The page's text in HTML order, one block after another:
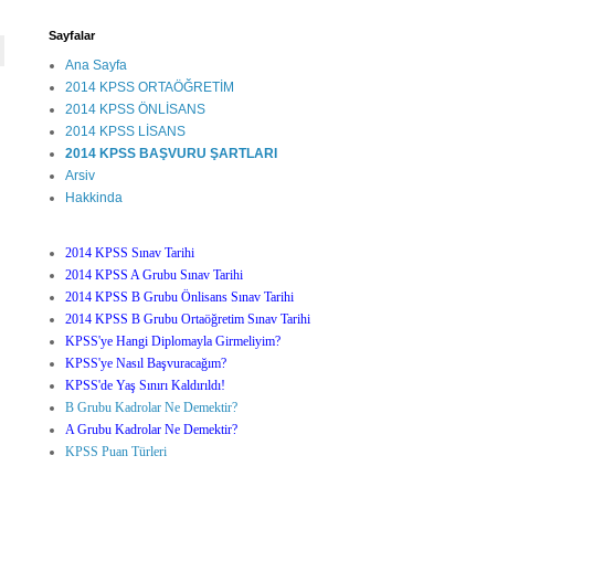
Sayfalar
Ana Sayfa
2014 KPSS ORTAÖĞRETİM
2014 KPSS ÖNLİSANS
2014 KPSS LİSANS
2014 KPSS BAŞVURU ŞARTLARI
Arsiv
Hakkinda
2014 KPSS Sınav Tarihi
2014 KPSS A Grubu Sınav Tarihi
2014 KPSS B Grubu Önlisans Sınav Tarihi
2014 KPSS B Grubu Ortaöğretim Sınav Tarihi
KPSS'ye Hangi Diplomayla Girmeliyim?
KPSS'ye Nasıl Başvuracağım?
KPSS'de Yaş Sınırı Kaldırıldı!
B Grubu Kadrolar Ne Demektir?
A Grubu Kadrolar Ne Demektir?
KPSS Puan Türleri